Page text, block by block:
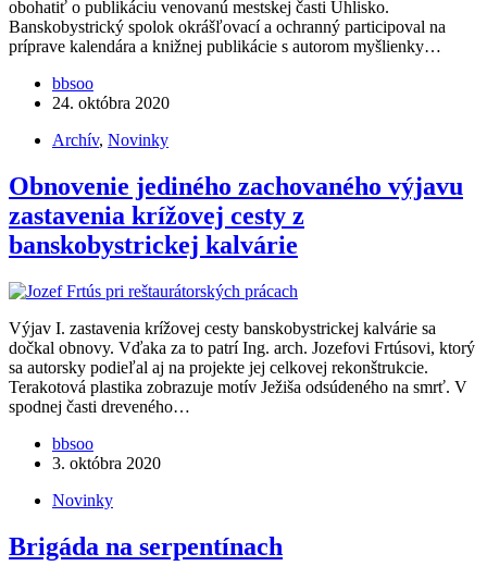
obohatiť o publikáciu venovanú mestskej časti Uhlisko.
Banskobystrický spolok okrášľovací a ochranný participoval na
príprave kalendára a knižnej publikácie s autorom myšlienky…
bbsoo
24. októbra 2020
Archív, Novinky
Obnovenie jediného zachovaného výjavu
zastavenia krížovej cesty z
banskobystrickej kalvárie
Výjav I. zastavenia krížovej cesty banskobystrickej kalvárie sa
dočkal obnovy. Vďaka za to patrí Ing. arch. Jozefovi Frtúsovi, ktorý
sa autorsky podieľal aj na projekte jej celkovej rekonštrukcie.
Terakotová plastika zobrazuje motív Ježiša odsúdeného na smrť. V
spodnej časti dreveného…
bbsoo
3. októbra 2020
Novinky
Brigáda na serpentínach